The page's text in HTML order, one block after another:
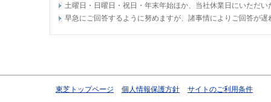
土曜日・日曜日・祝日・年末年始ほか、当社休業日にいただ
早急にご回答するように努めますが、諸事情によりご回答が
東芝トップページ 個人情報保護方針 サイトのご利用条件